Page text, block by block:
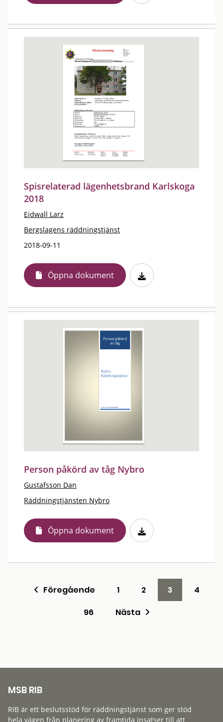
Spisrelaterad lägenhetsbrand Karlskoga
2018
Eidwall Larz
Bergslagens räddningstjänst
2018-09-11
Öppna dokument
Person påkörd av tåg Nybro
Gustafsson Dan
Räddningstjänsten Nybro
Öppna dokument
Föregående 1 2 3
4
96
Nästa
MSB RIB
RIB är ett beslutsstöd för räddningstjänst som ger stöd
hela vägen från planering av framtida insatser till att